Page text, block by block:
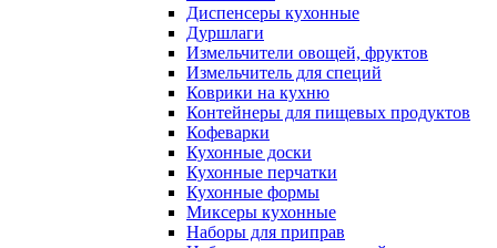
Диспенсеры кухонные
Дуршлаги
Измельчители овощей, фруктов
Измельчитель для специй
Коврики на кухню
Контейнеры для пищевых продуктов
Кофеварки
Кухонные доски
Кухонные перчатки
Кухонные формы
Миксеры кухонные
Наборы для приправ